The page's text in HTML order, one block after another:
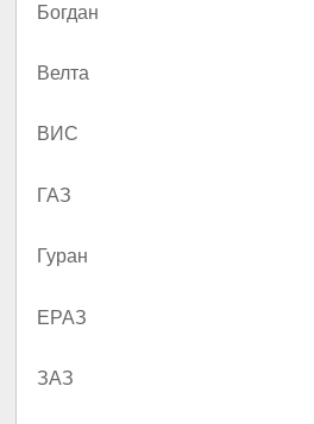
Богдан
Велта
ВИС
ГАЗ
Гуран
ЕРАЗ
ЗАЗ